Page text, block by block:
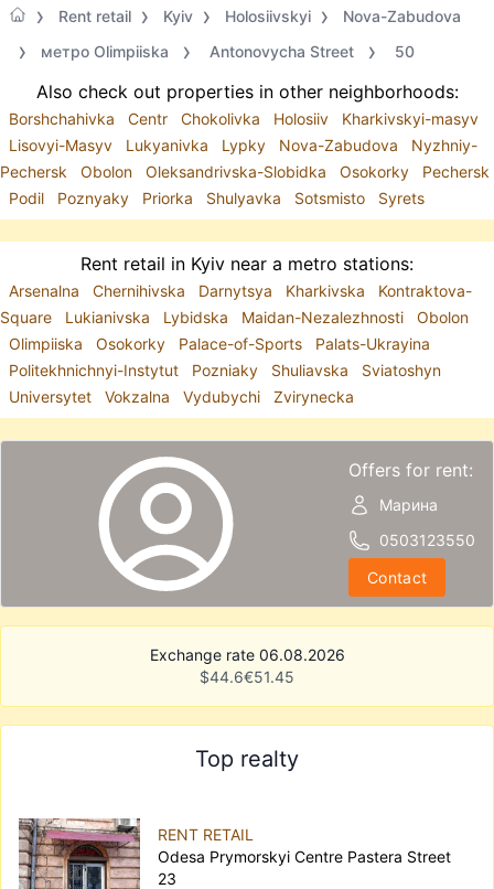
Rent retail Kyiv Holosiivskyi
Nova-Zabudova
метро Olimpiiska
Antonovycha Street 50
Also check out properties in other neighborhoods:
Borshchahivka Centr Chokolivka Holosiiv
Kharkivskyi-masyv
Lisovyi-Masyv
Lukyanivka Lypky Nova-Zabudova
Nyzhniy-
Pechersk
Obolon Oleksandrivska-Slobidka Osokorky
Pechersk
Podil
Poznyaky Priorka Shulyavka Sotsmisto Syrets
Rent retail in Kyiv near a metro stations:
Arsenalna Chernihivska Darnytsya Kharkivska
Kontraktova-
Square
Lukianivska Lybidska Maidan-Nezalezhnosti
Obolon
Olimpiiska
Osokorky Palace-of-Sports
Palats-Ukrayina
Politekhnichnyi-Instytut
Pozniaky Shuliavska
Sviatoshyn
Universytet
Vokzalna Vydubychi Zvirynecka
Offers for rent:
Марина
0503123550
Contact
Exchange rate 06.08.2026
$44.6€51.45
Top realty
RENT RETAIL
Odesa Prymorskyi Centre Pastera Street
23